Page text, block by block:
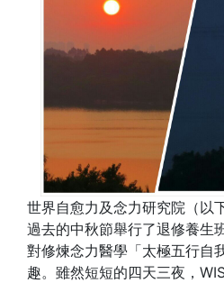
世界自愈力及念力研究院（以
過去的中秋節舉行了退修養生
對修煉念力醫學「太極五行自
趣。雖然短短的四天三夜，